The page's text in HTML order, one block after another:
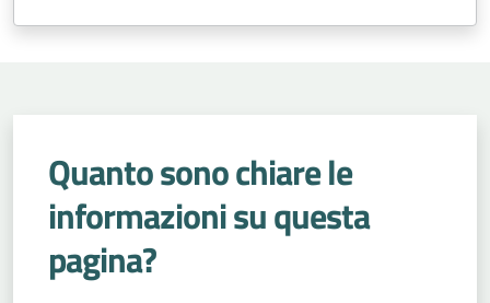
Quanto sono chiare le
informazioni su questa
pagina?